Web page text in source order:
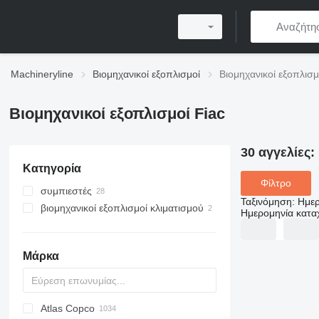
Machineryline Βιομηχανικοί εξοπλισμοί Βιομηχανικοί
Βιομηχανικοί εξοπλισμοί Fiac
Κατηγορία
συμπιεστές
φορητοί συμπιεστές
βιομηχανικοί εξοπλισμοί κλιματισμού
Μάρκα
PDS
APD
AB
Ensis
VZ
AG3
Atlas Copco
30 αγγελίες:
Φίλτρο
Ταξινόμηση:
Ημερομηνία